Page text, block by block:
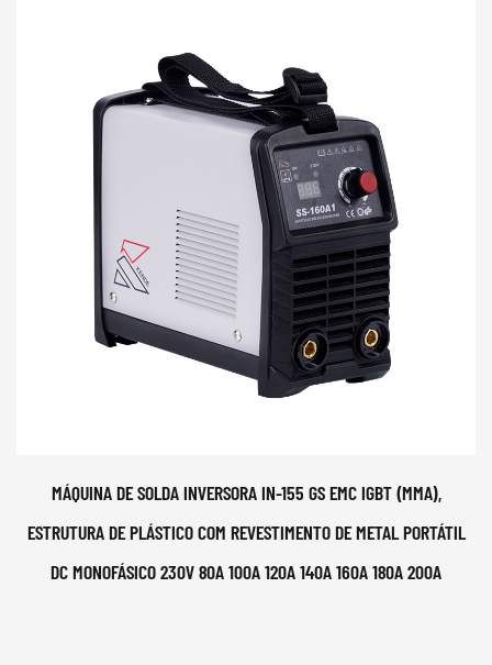
MÁQUINA DE SOLDA INVERSORA IN-155 GS EMC IGBT (MMA),
ESTRUTURA DE PLÁSTICO COM REVESTIMENTO DE METAL PORTÁTIL
DC MONOFÁSICO 230V 80A 100A 120A 140A 160A 180A 200A